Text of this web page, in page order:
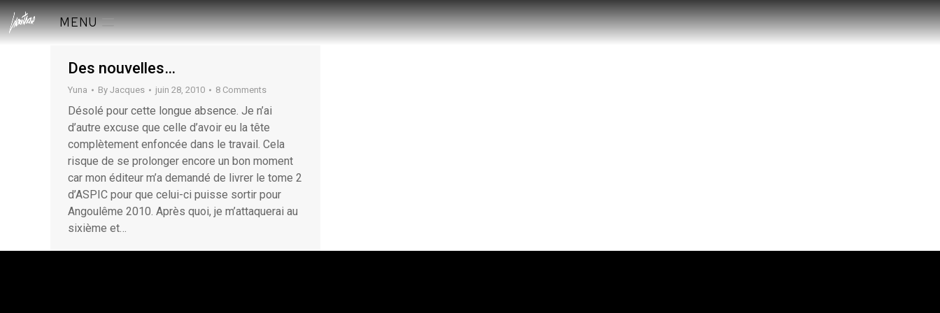
MENU
Des nouvelles…
Yuna By Jacques juin 28, 2010 8 Comments
Désolé pour cette longue absence. Je n’ai
d’autre excuse que celle d’avoir eu la tête
complètement enfoncée dans le travail. Cela
risque de se prolonger encore un bon moment
car mon éditeur m’a demandé de livrer le tome 2
d’ASPIC pour que celui-ci puisse sortir pour
Angoulême 2010. Après quoi, je m’attaquerai au
sixième et…